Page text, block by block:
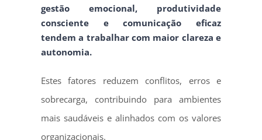
gestão emocional, produtividade
consciente e comunicação eficaz
tendem a trabalhar com maior clareza e
autonomia.
Estes fatores reduzem conflitos, erros e
sobrecarga, contribuindo para ambientes
mais saudáveis e alinhados com os valores
organizacionais.